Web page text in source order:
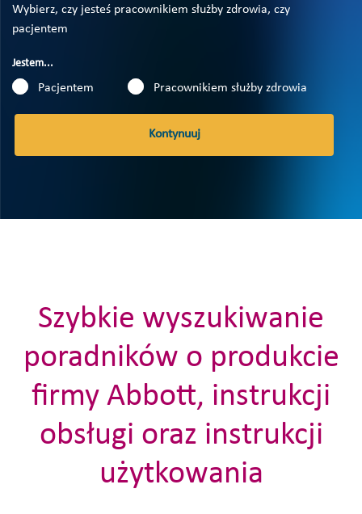
Wybierz, czy jesteś pracownikiem służby zdrowia, czy
pacjentem
Jestem...
Pacjentem Pracownikiem służby zdrowia
Kontynuuj
Szybkie wyszukiwanie
poradników o produkcie
firmy Abbott, instrukcji
obsługi oraz instrukcji
użytkowania